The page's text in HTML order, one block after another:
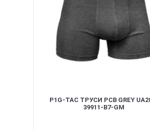
P1G-TAC ТРУСИ PCB GREY
39911-B7-GM